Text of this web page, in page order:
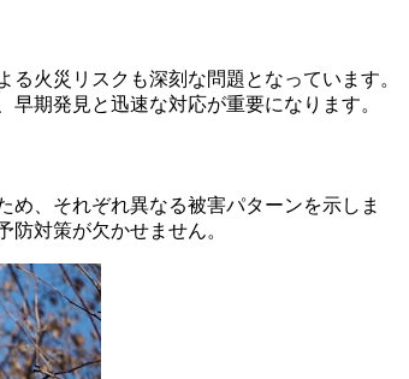
火災リスクも深刻な問題となっています。
期発見と迅速な対応が重要になります。
、それぞれ異なる被害パターンを示しま
対策が欠かせません。